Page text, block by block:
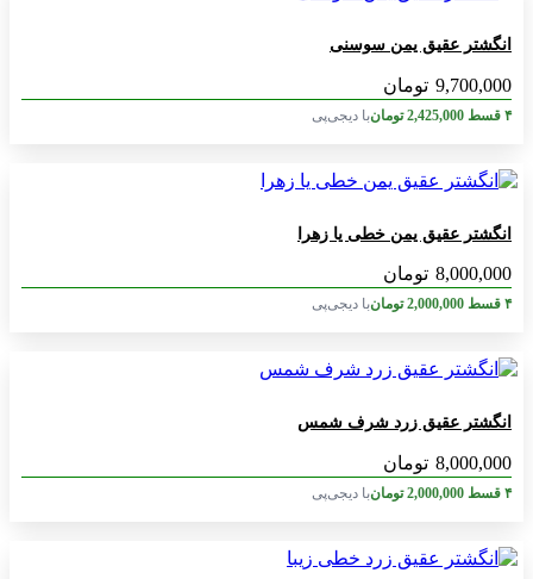
انگشتر عقیق یمن سوسنی
9,700,000 تومان
۴ قسط 2,425,000 تومانبا دیجی‌پی
انگشتر عقیق یمن خطی یا زهرا
8,000,000 تومان
۴ قسط 2,000,000 تومانبا دیجی‌پی
انگشتر عقیق زرد شرف شمس
8,000,000 تومان
۴ قسط 2,000,000 تومانبا دیجی‌پی